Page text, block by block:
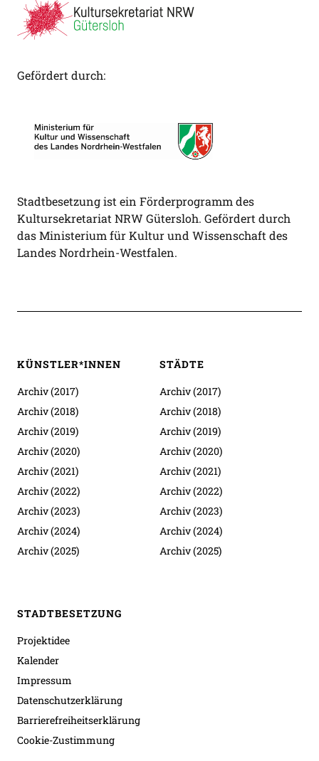
Gefördert durch:
Stadtbesetzung ist ein Förderprogramm des
Kultursekretariat NRW Gütersloh. Gefördert durch
das Ministerium für Kultur und Wissenschaft des
Landes Nordrhein-Westfalen.
KÜNSTLER*INNEN
Archiv (2017)
Archiv (2018)
Archiv (2019)
Archiv (2020)
Archiv (2021)
Archiv (2022)
Archiv (2023)
Archiv (2024)
Archiv (2025)
STÄDTE
Archiv (2017)
Archiv (2018)
Archiv (2019)
Archiv (2020)
Archiv (2021)
Archiv (2022)
Archiv (2023)
Archiv (2024)
Archiv (2025)
STADTBESETZUNG
Projektidee
Kalender
Impressum
Datenschutzerklärung
Barrierefreiheitserklärung
Cookie-Zustimmung